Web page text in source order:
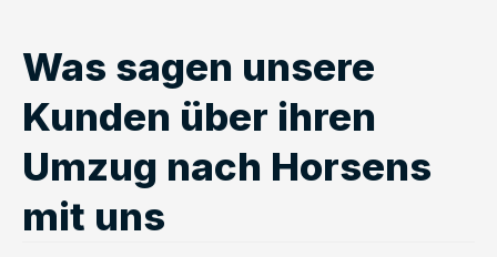
Was sagen unsere
Kunden über ihren
Umzug nach Horsens
mit uns